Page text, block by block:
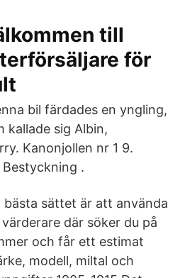
till
för
bil färdades en yngling,
kallade sig Albin,
Kanonjollen nr 1 9.
.
bästa sättet är att använda
där söker du på
och får ett estimat
modell, miltal och